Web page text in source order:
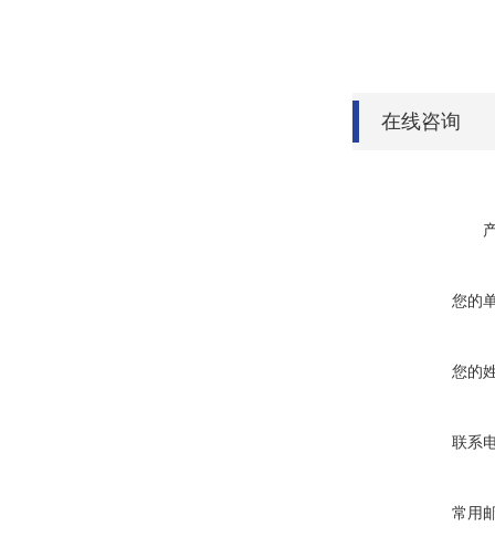
在线咨询
您的
您的
联系
常用